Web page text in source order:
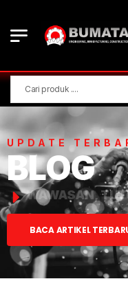
UPDATE
BLOG
WAWASAN,
BACA ARTIKEL